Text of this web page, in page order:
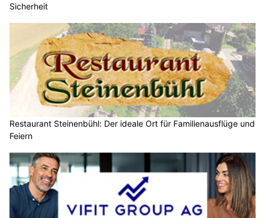
Sicherheit
Restaurant Steinenbühl: Der ideale Ort für Familienausflüge und
Feiern